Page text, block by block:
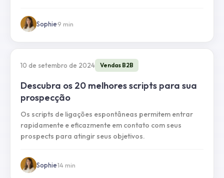
Sophie·9 min
10 de setembro de 2024 Vendas B2B
Descubra os 20 melhores scripts para sua
prospecção
Os scripts de ligações espontâneas permitem entrar
rapidamente e eficazmente em contato com seus
prospects para atingir seus objetivos.
Sophie·14 min